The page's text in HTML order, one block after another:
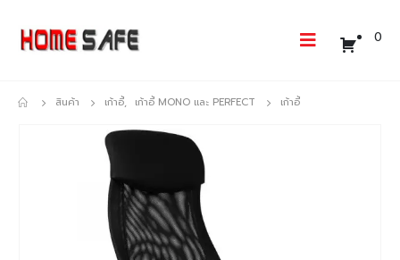
0
สินค้า เก้าอี้, เก้าอี้ MONO และ PERFECT เก้าอี้